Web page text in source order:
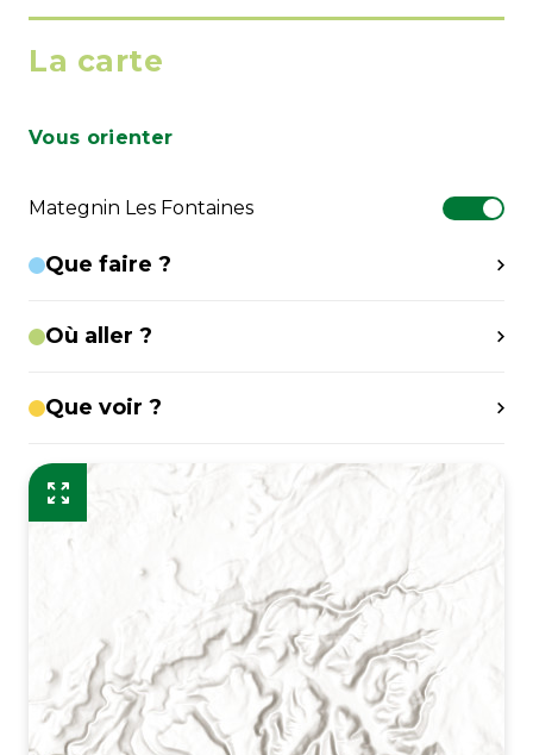
La carte
Vous orienter
Mategnin Les Fontaines
Que faire ?
Où aller ?
Que voir ?